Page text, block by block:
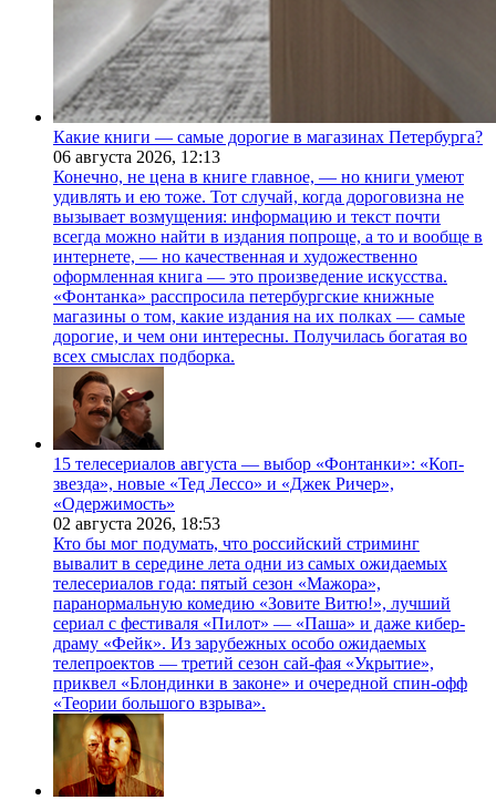
Какие книги — самые дорогие в магазинах Петербурга?
06 августа 2026, 12:13
Конечно, не цена в книге главное, — но книги умеют
удивлять и ею тоже. Тот случай, когда дороговизна не
вызывает возмущения: информацию и текст почти
всегда можно найти в издания попроще, а то и вообще в
интернете, — но качественная и художественно
оформленная книга — это произведение искусства.
«Фонтанка» расспросила петербургские книжные
магазины о том, какие издания на их полках — самые
дорогие, и чем они интересны. Получилась богатая во
всех смыслах подборка.
15 телесериалов августа — выбор «Фонтанки»: «Коп-
звезда», новые «Тед Лессо» и «Джек Ричер»,
«Одержимость»
02 августа 2026, 18:53
Кто бы мог подумать, что российский стриминг
вывалит в середине лета одни из самых ожидаемых
телесериалов года: пятый сезон «Мажора»,
паранормальную комедию «Зовите Витю!», лучший
сериал с фестиваля «Пилот» — «Паша» и даже кибер-
драму «Фейк». Из зарубежных особо ожидаемых
телепроектов — третий сезон сай-фая «Укрытие»,
приквел «Блондинки в законе» и очередной спин-офф
«Теории большого взрыва».